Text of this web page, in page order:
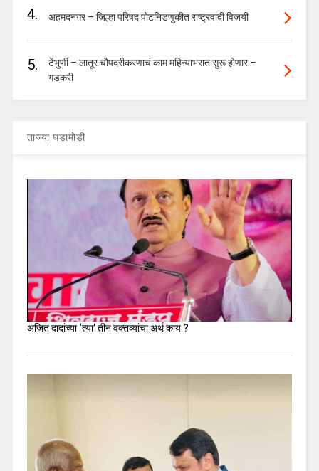
4. अहमदनगर – जिल्हा परिषद पोटनिडणुकीत राष्ट्रवादी विजयी
5.
टेंभुर्णी – लातूर चौपदरीकरणाचं काम महिन्याभरात सुरू होणार –
गडकरी
ताज्या घडामोडी
अजित दादांच्या ‘त्या’ तीन वक्तव्यांचा अर्थ काय ?